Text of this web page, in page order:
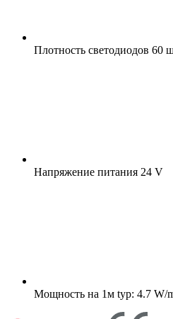
Плотность светодиодов 60
Напряжение питания 24 V
Мощность на 1м typ: 4.7 W/